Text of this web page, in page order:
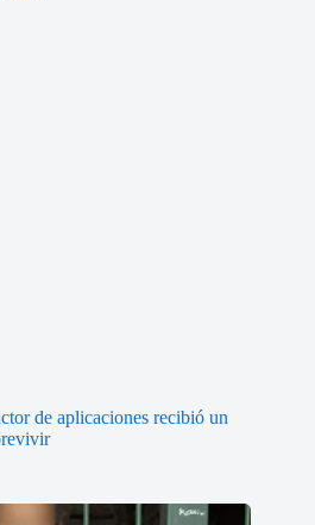
de aplicaciones recibió un